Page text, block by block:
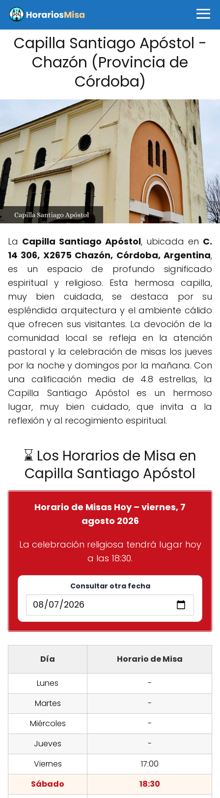
Capilla Santiago Apóstol -
Chazón (Provincia de
Córdoba)
La Capilla Santiago Apóstol, ubicada en C.
14 306, X2675 Chazón, Córdoba, Argentina,
es un espacio de profundo significado
espiritual y religioso. Esta hermosa capilla,
muy bien cuidada, se destaca por su
espléndida arquitectura y el ambiente cálido
que ofrecen sus visitantes. La devoción de la
comunidad local se refleja en la atención
pastoral y la celebración de misas los jueves
por la noche y domingos por la mañana. Con
una calificación media de 4.8 estrellas, la
Capilla Santiago Apóstol es un hermoso
lugar, muy bien cuidado, que invita a la
reflexión y al recogimiento espiritual.
⌛ Los Horarios de Misa en
Capilla Santiago Apóstol
Horario de Misas Hoy – viernes, 7
agosto 2026
La celebración religiosa tendrá lugar hoy
a las 18:30.
Consultar otra fecha
Día Horario de Misa
Lunes
-
Martes
-
Miércoles
-
Jueves
-
Viernes
17:00
Sábado
18:30